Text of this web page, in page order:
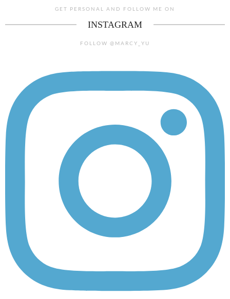
GET PERSONAL AND FOLLOW ME ON
INSTAGRAM
FOLLOW @MARCY_YU